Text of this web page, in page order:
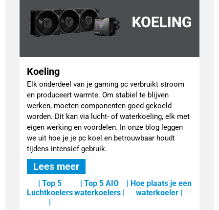
Koeling
Elk onderdeel van je gaming pc verbruikt stroom
en produceert warmte. Om stabiel te blijven
werken, moeten componenten goed gekoeld
worden. Dit kan via lucht- of waterkoeling, elk met
eigen werking en voordelen. In onze blog leggen
we uit hoe je je pc koel en betrouwbaar houdt
tijdens intensief gebruik.
Lees meer
| Top 5
Luchtkoelers
| Top 5 AIO
waterkoelers |
| Hoe plaats je een
waterkoeler |